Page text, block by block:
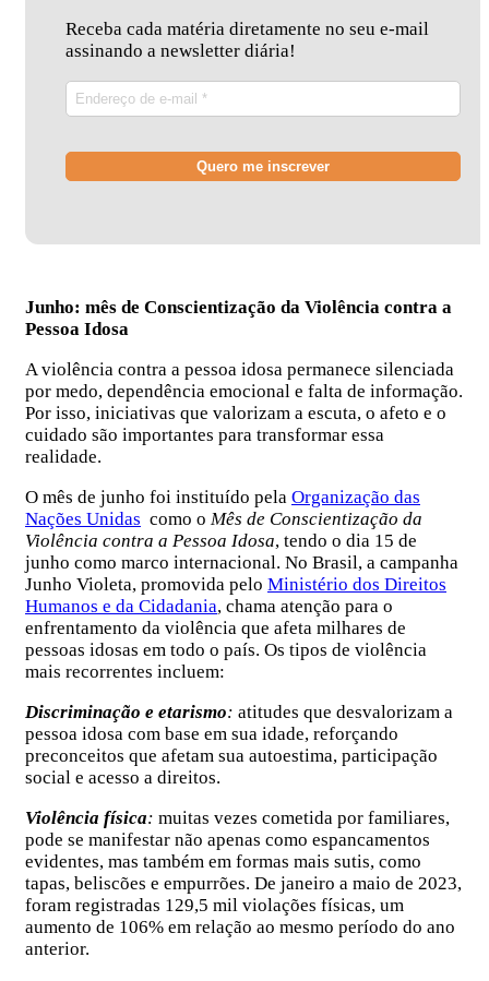
Receba cada matéria diretamente no seu e-mail
assinando a newsletter diária!
Junho: mês de Conscientização da Violência contra a
Pessoa Idosa
A violência contra a pessoa idosa permanece silenciada
por medo, dependência emocional e falta de informação.
Por isso, iniciativas que valorizam a escuta, o afeto e o
cuidado são importantes para transformar essa
realidade.
O mês de junho foi instituído pela Organização das
Nações Unidas como o Mês de Conscientização da
Violência contra a Pessoa Idosa, tendo o dia 15 de
junho como marco internacional. No Brasil, a campanha
Junho Violeta, promovida pelo Ministério dos Direitos
Humanos e da Cidadania, chama atenção para o
enfrentamento da violência que afeta milhares de
pessoas idosas em todo o país. Os tipos de violência
mais recorrentes incluem:
Discriminação e etarismo: atitudes que desvalorizam a
pessoa idosa com base em sua idade, reforçando
preconceitos que afetam sua autoestima, participação
social e acesso a direitos.
Violência física: muitas vezes cometida por familiares,
pode se manifestar não apenas como espancamentos
evidentes, mas também em formas mais sutis, como
tapas, beliscões e empurrões. De janeiro a maio de 2023,
foram registradas 129,5 mil violações físicas, um
aumento de 106% em relação ao mesmo período do ano
anterior.